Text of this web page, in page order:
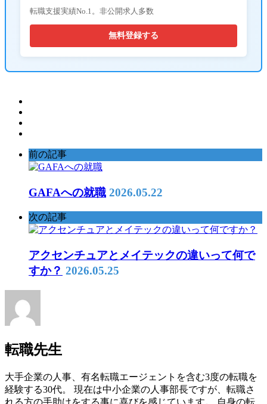
転職支援実績No.1。非公開求人多数
無料登録する
前の記事
GAFAへの就職 2026.05.22
次の記事
アクセンチュアとメイテックの違いって何で
すか？ 2026.05.25
転職先生
大手企業の人事、有名転職エージェントを含む3度の転職を
経験する30代。 現在は中小企業の人事部長ですが、転職さ
れる方の手助けをする事に喜びを感じています。 自身の転